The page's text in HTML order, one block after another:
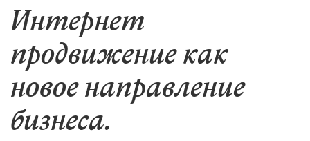
Интернет
продвижение как
новое направление
бизнеса.